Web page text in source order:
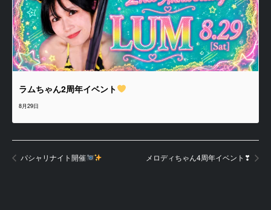
ラムちゃん2周年イベント
8月29日
パシャリナイト開催 メロディちゃん4周年イベント❣